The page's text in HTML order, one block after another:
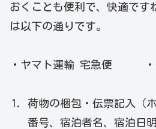
おくことも便利で、快適です
は以下の通りです。
・ヤマト運輸 宅急便 ・
荷物の梱包・伝票記入（
番号、宿泊者名、宿泊日明